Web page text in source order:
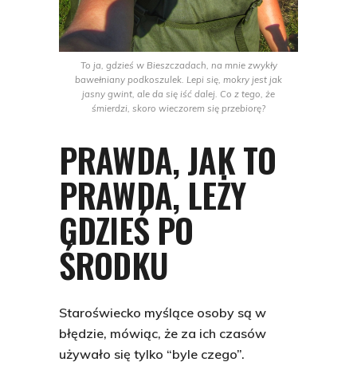
To ja, gdzieś w Bieszczadach, na mnie zwykły
bawełniany podkoszulek. Lepi się, mokry jest jak
jasny gwint, ale da się iść dalej. Co z tego, że
śmierdzi, skoro wieczorem się przebiorę?
PRAWDA, JAK TO
PRAWDA, LEŻY
GDZIEŚ PO
ŚRODKU
Staroświecko myślące osoby są w
błędzie, mówiąc, że za ich czasów
używało się tylko “byle czego”.